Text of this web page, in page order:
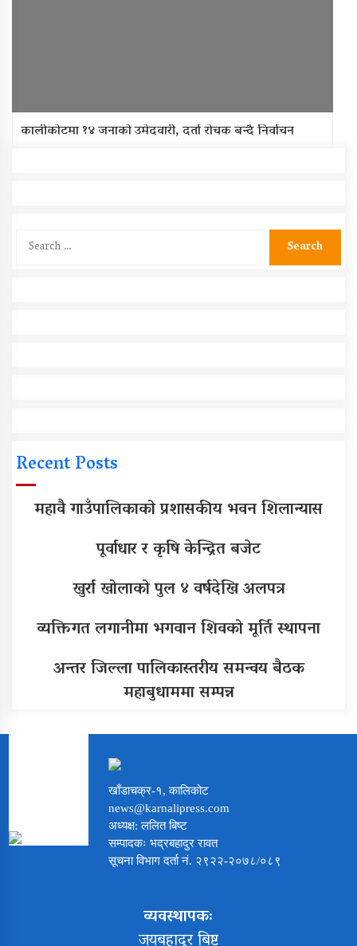
कालीकोटमा १४ जनाको उमेदवारी, दर्ता रोचक बन्दै निर्वाचन
Search
Recent Posts
महावै गाउँपालिकाको प्रशासकीय भवन शिलान्यास
पूर्वाधार र कृषि केन्द्रित बजेट
खुर्रा खोलाको पुल ४ वर्षदेखि अलपत्र
व्यक्तिगत लगानीमा भगवान शिवको मूर्ति स्थापना
अन्तर जिल्ला पालिकास्तरीय समन्वय बैठक
महाबुधाममा सम्पन्न
खाँडाचक्र-१, कालिकोट
news@karnalipress.com
अध्यक्ष: ललित बिष्ट
सम्पादकः भद्रबहादुर रावत
सूचना विभाग दर्ता नं. २९२२-२०७८/०८९
व्यवस्थापकः